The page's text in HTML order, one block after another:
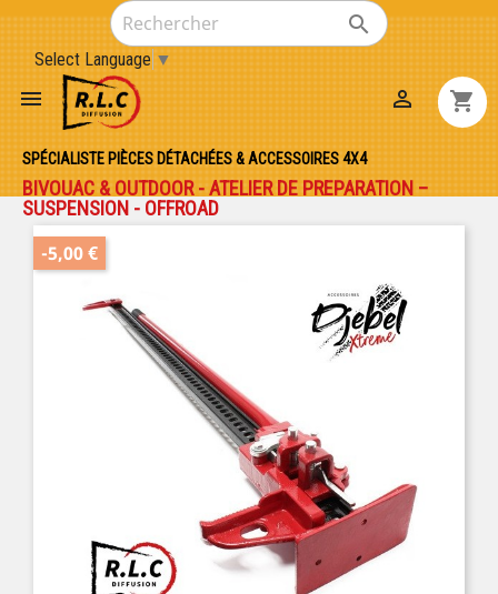

Select Language ▼
 shopping_cart

SPÉCIALISTE PIÈCES DÉTACHÉES & ACCESSOIRES 4X4
BIVOUAC & OUTDOOR - ATELIER DE PREPARATION –
SUSPENSION - OFFROAD
-5,00 €